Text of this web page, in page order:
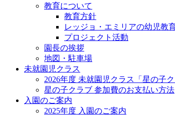
教育について
教育方針
レッジョ・エミリアの幼児教
プロジェクト活動
園長の挨拶
地図・駐車場
未就園児クラス
2026年度 未就園児クラス「星の子ク
星の子クラブ 参加費のお支払い方法
入園のご案内
2025年度 入園のご案内